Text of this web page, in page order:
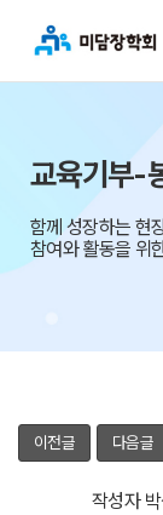
교육기부-
함께 성장하는 현
참여와 활동을 위
이전글 다음글
작성자